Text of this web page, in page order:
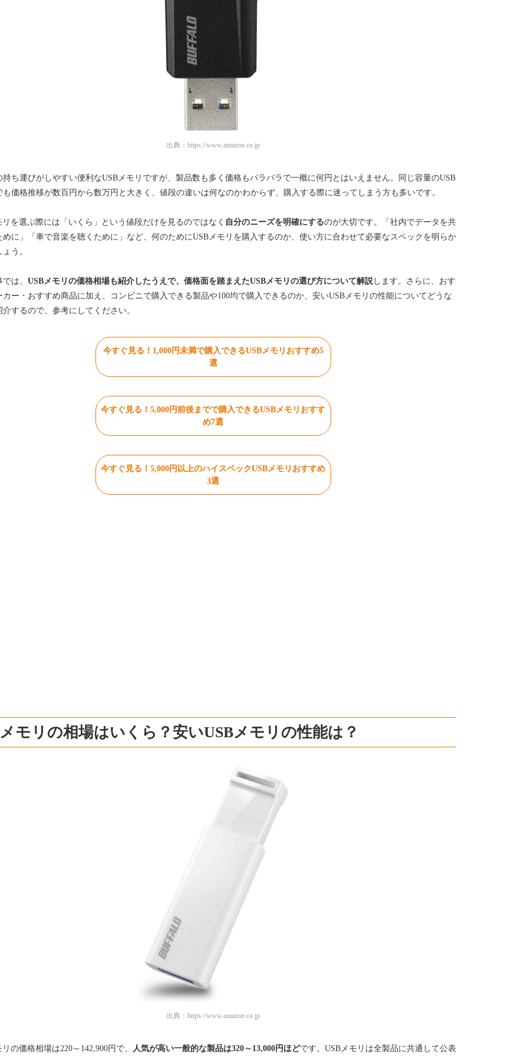
出典： https://www.amazon.co.jp
持ち運びがしやすい便利なUSBメモリですが、製品数も多く価格もバラバラで一概に何円とはいえません。同じ容量のUSB
も価格推移が数百円から数万円と大きく、値段の違いは何なのかわからず、購入する際に迷ってしまう方も多いです。
リを選ぶ際には「いくら」という値段だけを見るのではなく 自分のニーズを明確にするのが大切です。「社内でデータを共
めに」「車で音楽を聴くために」など、何のためにUSBメモリを購入するのか、使い方に合わせて必要なスペックを明らか
う。
は、 USBメモリの価格相場も紹介したうえで、価格面を踏まえたUSBメモリの選び方について解説します。さらに、おす
カー・おすすめ商品に加え、コンビニで購入できる製品や100均で購入できるのか、安いUSBメモリの性能についてどうな
介するので、参考にしてください。
今すぐ見る！1,000円未満で購入できるUSBメモリおすすめ5
選
今すぐ見る！5,000円前後までで購入できるUSBメモリおすす
め7選
今すぐ見る！5,000円以上のハイスペックUSBメモリおすすめ
3選
モリの相場はいくら？安いUSBメモリの性能は？
出典： https://www.amazon.co.jp
の価格相場は220～142,900円で、 人気が高い一般的な製品は320～13,000円ほどです。USBメモリは全製品に共通して公表